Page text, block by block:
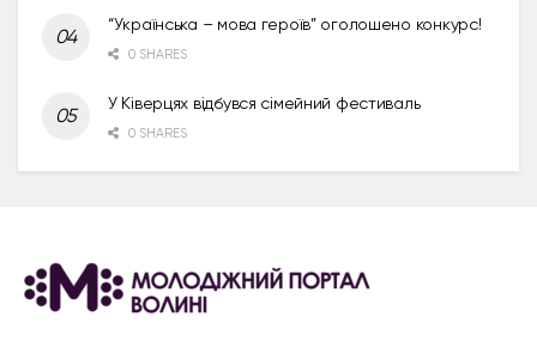
“Українська – мова героїв” оголошено конкурс!
0 SHARES
У Ківерцях відбувся сімейний фестиваль
0 SHARES